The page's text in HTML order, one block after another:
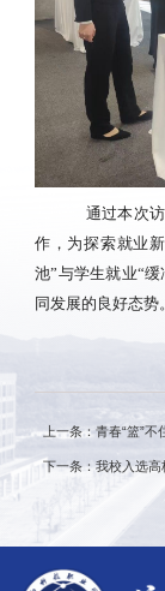
通过本次
作，为探索就业
池”与学生就业“
同发展的良好态势。
上一条：青春“篮”
下一条：我校入选